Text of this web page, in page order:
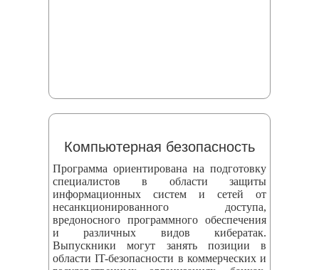
Компьютерная безопасность
Программа ориентирована на подготовку
специалистов в области защиты
информационных систем и сетей от
несанкционированного доступа,
вредоносного программного обеспечения
и различных видов кибератак.
Выпускники могут занять позиции в
области IT-безопасности в коммерческих и